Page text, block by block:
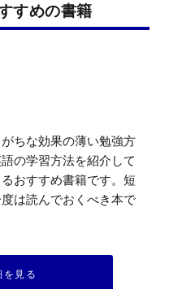
すめの書籍
ちな効果の薄い勉強方
の学習方法を紹介して
おすすめ書籍です。短
は読んでおくべき本で
を見る